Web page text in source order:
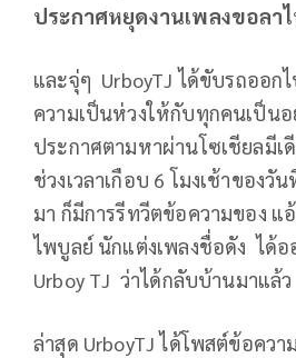
ประกาศหยุดงานเพลงขอลา
และจุ่ๆ UrboyTJ ได้ขับรถออก
ความเป็นห่วงให้กับทุกคนเป็นอ
ประกาศตามหาผ่านโซเชียลมีเ
ช่วงเวลาเกือบ 6 โมงเช้าของ
มา ก็มีการรีทวีตข้อความของ แ
ไพบูลย์ นักแต่งเพลงชื่อดัง ได้
Urboy TJ ว่าได้กลับบ้านมาแล้ว
ล่าสุด UrboyTJ ได้โพสต์ข้อคว